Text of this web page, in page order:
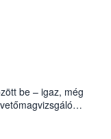
be – igaz, még
Győző által